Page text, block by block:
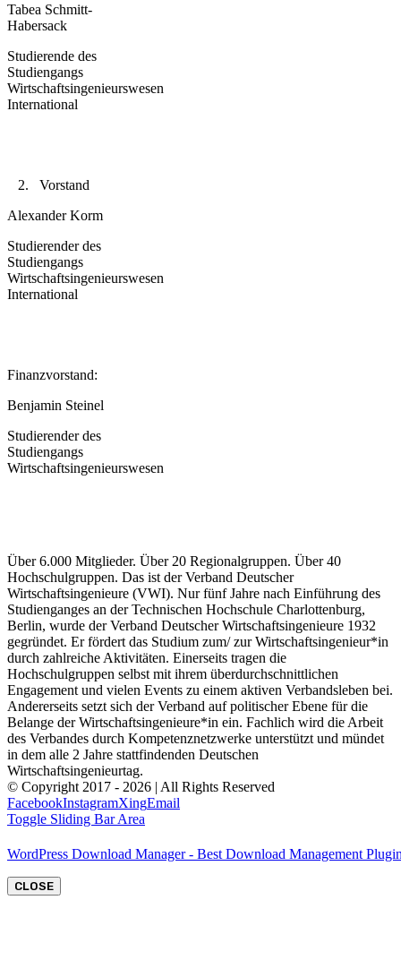
Tabea Schmitt-
Habersack
Studierende des
Studiengangs
Wirtschaftsingenieurswesen
International
2. Vorstand
Alexander Korm
Studierender des
Studiengangs
Wirtschaftsingenieurswesen
International
Finanzvorstand:
Benjamin Steinel
Studierender des
Studiengangs
Wirtschaftsingenieurswesen
Über 6.000 Mitglieder. Über 20 Regionalgruppen. Über 40
Hochschulgruppen. Das ist der Verband Deutscher
Wirtschaftsingenieure (VWI). Nur fünf Jahre nach Einführung des
Studienganges an der Technischen Hochschule Charlottenburg,
Berlin, wurde der Verband Deutscher Wirtschaftsingenieure 1932
gegründet. Er fördert das Studium zum/ zur Wirtschaftsingenieur*in
durch zahlreiche Aktivitäten. Einerseits tragen die
Hochschulgruppen selbst mit ihrem überdurchschnittlichen
Engagement und vielen Events zu einem aktiven Verbandsleben bei.
Andererseits setzt sich der Verband auf politischer Ebene für die
Belange der Wirtschaftsingenieure*in ein. Fachlich wird die Arbeit
des Verbandes durch Kompetenznetzwerke unterstützt und mündet
in dem alle 2 Jahre stattfindenden Deutschen
Wirtschaftsingenieurtag.
© Copyright 2017 - 2026 | All Rights Reserved
FacebookInstagramXingEmail
Toggle Sliding Bar Area
WordPress Download Manager - Best Download Management
CLOSE